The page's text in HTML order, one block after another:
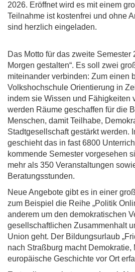
2026. Eröffnet wird es mit einem
Teilnahme ist kostenfrei und ohne
sind herzlich eingeladen.
Das Motto für das zweite Semester
Morgen gestalten“. Es soll zwei
miteinander verbinden: Zum einen
Volkshochschule Orientierung in
indem sie Wissen und Fähigkeiten
werden Räume geschaffen für die
Menschen, damit Teilhabe,
Stadtgesellschaft gestärkt werden.
geschieht das in fast 6800
kommende Semester vorgesehen
mehr als 350 Veranstaltungen
Beratungsstunden.
Neue Angebote gibt es in einer
zum Beispiel die Reihe „Politik
anderem um den demokratischen
gesellschaftlichen Zusammenhalt
Union geht. Der Bildungsurlaub
nach Straßburg macht Demokratie,
europäische Geschichte vor Ort